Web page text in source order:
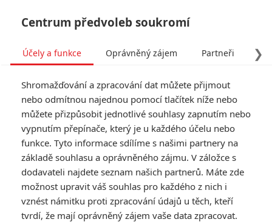
Zabijáci: Další severská
detektivka v našich kinech
Napsal:Marián Majtán - (meufo), 20.05.2015 15:50
Centrum předvoleb soukromí
❯
Účely a funkce Oprávněný zájem Partneři
Shromažďování a zpracování dat můžete přijmout
nebo odmítnou najednou pomocí tlačítek níže nebo
můžete přizpůsobit jednotlivé souhlasy zapnutím nebo
vypnutím přepínače, který je u každého účelu nebo
funkce. Tyto informace sdílíme s našimi partnery na
základě souhlasu a oprávněného zájmu. V záložce s
dodavateli najdete seznam našich partnerů. Máte zde
možnost upravit váš souhlas pro každého z nich i
vznést námitku proti zpracování údajů u těch, kteří
tvrdí, že mají oprávněný zájem vaše data zpracovat.